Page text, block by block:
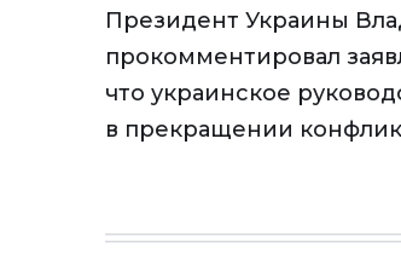
Президент Украины
прокомментировал
что украинское
в прекращении